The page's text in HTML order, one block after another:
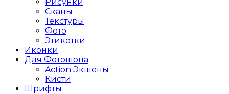
Сканы
Текстуры
Фото
Этикетки
Иконки
Для Фотошопа
Action Экшены
Кисти
Шрифты